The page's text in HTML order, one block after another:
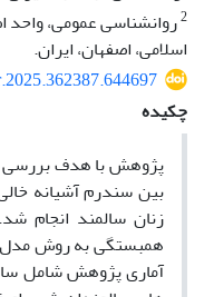
2روانشناسی عمومی، واحد
اسلامی، اصفهان، ایران.
چکیده
پژوهش با هدف بررسی
بین سندرم آشیانه
زنان سالمند انجام
همبستگی به روش مدل
آماری پژوهش شامل